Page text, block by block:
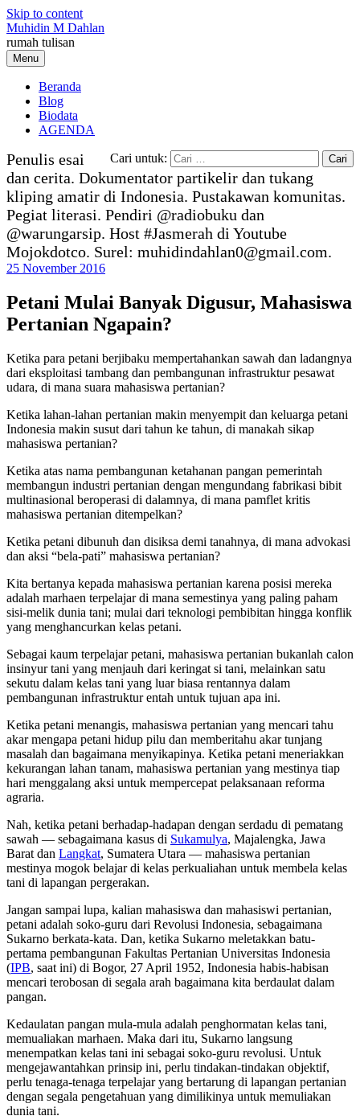
Skip to content
Muhidin M Dahlan
rumah tulisan
Menu
Beranda
Blog
Biodata
AGENDA
Cari untuk:
Penulis esai
dan cerita. Dokumentator partikelir dan tukang
kliping amatir di Indonesia. Pustakawan komunitas.
Pegiat literasi. Pendiri @radiobuku dan
@warungarsip. Host #Jasmerah di Youtube
Mojokdotco. Surel: muhidindahlan0@gmail.com.
25 November 2016
Petani Mulai Banyak Digusur, Mahasiswa
Pertanian Ngapain?
Ketika para petani berjibaku mempertahankan sawah dan ladangnya
dari eksploitasi tambang dan pembangunan infrastruktur pesawat
udara, di mana suara mahasiswa pertanian?
Ketika lahan-lahan pertanian makin menyempit dan keluarga petani
Indonesia makin susut dari tahun ke tahun, di manakah sikap
mahasiswa pertanian?
Ketika atas nama pembangunan ketahanan pangan pemerintah
membangun industri pertanian dengan mengundang fabrikasi bibit
multinasional beroperasi di dalamnya, di mana pamflet kritis
mahasiswa pertanian ditempelkan?
Ketika petani dibunuh dan disiksa demi tanahnya, di mana advokasi
dan aksi “bela-pati” mahasiswa pertanian?
Kita bertanya kepada mahasiswa pertanian karena posisi mereka
adalah marhaen terpelajar di mana semestinya yang paling paham
sisi-melik dunia tani; mulai dari teknologi pembibitan hingga konflik
yang menghancurkan kelas petani.
Sebagai kaum terpelajar petani, mahasiswa pertanian bukanlah calon
insinyur tani yang menjauh dari keringat si tani, melainkan satu
sekutu dalam kelas tani yang luar biasa rentannya dalam
pembangunan infrastruktur entah untuk tujuan apa ini.
Ketika petani menangis, mahasiswa pertanian yang mencari tahu
akar mengapa petani hidup pilu dan memberitahu akar tunjang
masalah dan bagaimana menyikapinya. Ketika petani meneriakkan
kekurangan lahan tanam, mahasiswa pertanian yang mestinya tiap
hari menggalang aksi untuk mempercepat pelaksanaan reforma
agraria.
Nah, ketika petani berhadap-hadapan dengan serdadu di pematang
sawah — sebagaimana kasus di Sukamulya, Majalengka, Jawa
Barat dan Langkat, Sumatera Utara — mahasiswa pertanian
mestinya mogok belajar di kelas perkualiahan untuk membela kelas
tani di lapangan pergerakan.
Jangan sampai lupa, kalian mahasiswa dan mahasiswi pertanian,
petani adalah soko-guru dari Revolusi Indonesia, sebagaimana
Sukarno berkata-kata. Dan, ketika Sukarno meletakkan batu-
pertama pembangunan Fakultas Pertanian Universitas Indonesia
(IPB, saat ini) di Bogor, 27 April 1952, Indonesia habis-habisan
mencari terobosan di segala arah bagaimana kita berdaulat dalam
pangan.
Kedaulatan pangan mula-mula adalah penghormatan kelas tani,
memualiakan marhaen. Maka dari itu, Sukarno langsung
menempatkan kelas tani ini sebagai soko-guru revolusi. Untuk
mengejawantahkan prinsip ini, perlu tindakan-tindakan objektif,
perlu tenaga-tenaga terpelajar yang bertarung di lapangan pertanian
dengan segala pengetahuan yang dimilikinya untuk memuliakan
dunia tani.